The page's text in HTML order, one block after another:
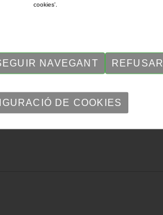
cookies'.
NAVEGANT REFUSAR
DE COOKIES